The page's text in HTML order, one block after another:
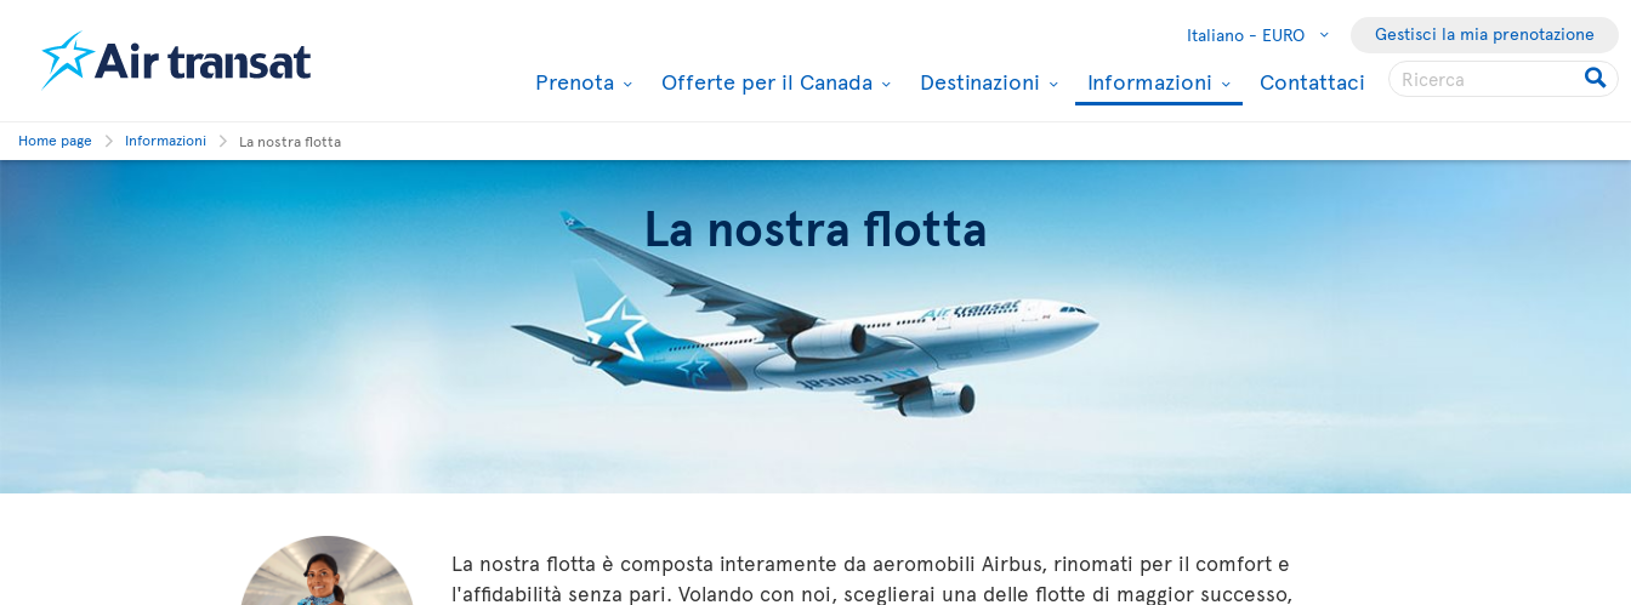
Italiano - EURO Gestisci la mia prenotazione
Prenota Offerte per il Canada Destinazioni Informazioni Contattaci
Home page Informazioni La nostra flotta
La nostra flotta
La nostra flotta è composta interamente da aeromobili Airbus, rinomati per il comfort e
l'affidabilità senza pari. Volando con noi, sceglierai una delle flotte di maggior successo,